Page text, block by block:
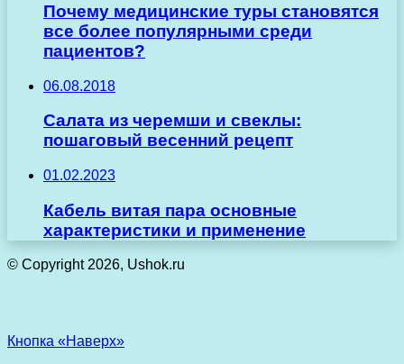
Почему медицинские туры становятся
все более популярными среди
пациентов?
06.08.2018
Салата из черемши и свеклы:
пошаговый весенний рецепт
01.02.2023
Кабель витая пара основные
характеристики и применение
© Copyright 2026, Ushok.ru
Кнопка «Наверх»